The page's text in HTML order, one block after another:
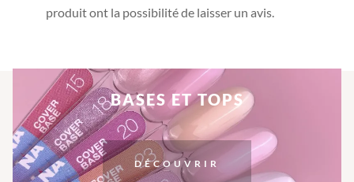
produit ont la possibilité de laisser un avis.
BASES ET TOPS
DÉCOUVRIR